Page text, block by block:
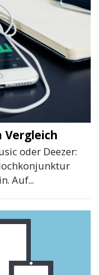
Vergleich
oder Deezer:
Auf...